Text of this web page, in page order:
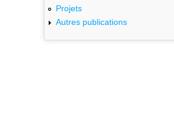
Projets
Autres publications